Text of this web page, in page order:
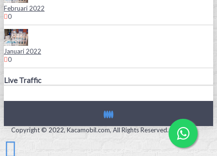
Februari 2022
0
Januari 2022
0
Live Traffic
Copyright © 2022, Kacamobil.com, All Rights Reserved.